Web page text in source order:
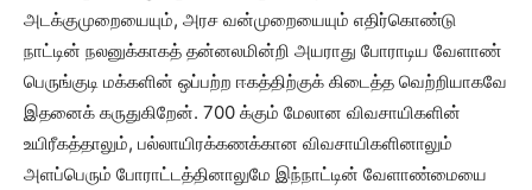
அடக்குமுறையையும், அரச வன்முறையையும் எதிர்கொண்டு
நாட்டின் நலனுக்காகத் தன்னலமின்றி அயராது போராடிய வேளாண்
பெருங்குடி மக்களின் ஒப்பற்ற ஈகத்திற்குக் கிடைத்த வெற்றியாகவே
இதனைக் கருதுகிறேன். 700 க்கும் மேலான விவசாயிகளின்
உயிரீகத்தாலும், பல்லாயிரக்கணக்கான விவசாயிகளினாலும்
அளப்பெரும் போராட்டத்தினாலுமே இந்நாட்டின் வேளாண்மையை